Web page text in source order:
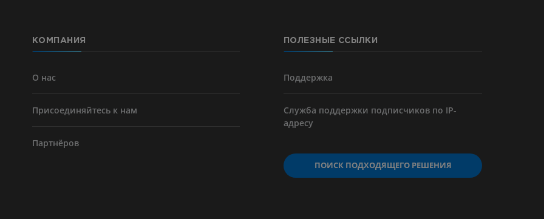
Ангиография артерий
КОМПАНИЯ
О нас
Присоединяйтесь к нам
Партнёров
ПОЛЕЗНЫЕ ССЫЛКИ
Поддержка
Служба поддержки подписчиков по IP-
адресу
ПОИСК ПОДХОДЯЩЕГО РЕШЕНИЯ